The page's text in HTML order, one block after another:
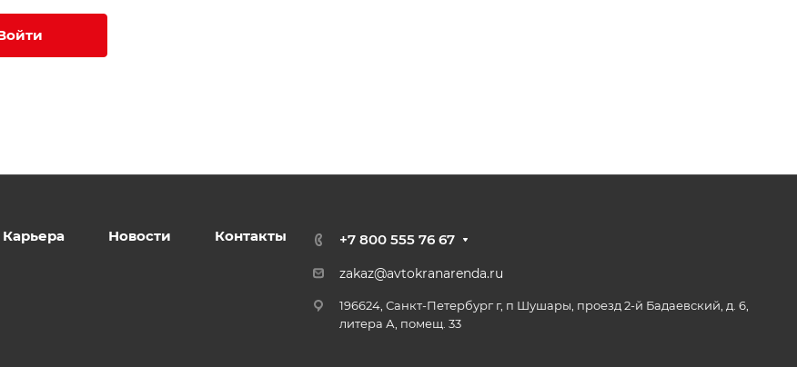
Карьера Новости Контакты +7 800 555 76 67
zakaz@avtokranarenda.ru
196624, Санкт-Петербург г, п Шушары, проезд 2-й Бадаевский, д. 6,
литера А, помещ. 33